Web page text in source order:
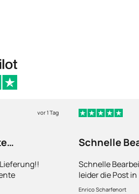
vor 1 Tag
Schnelle
Schnelle
leider die Post
kriegt es nicht
Enrico Scharfenort